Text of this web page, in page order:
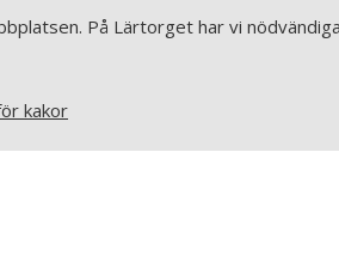
På Lärtorget har vi
kakor